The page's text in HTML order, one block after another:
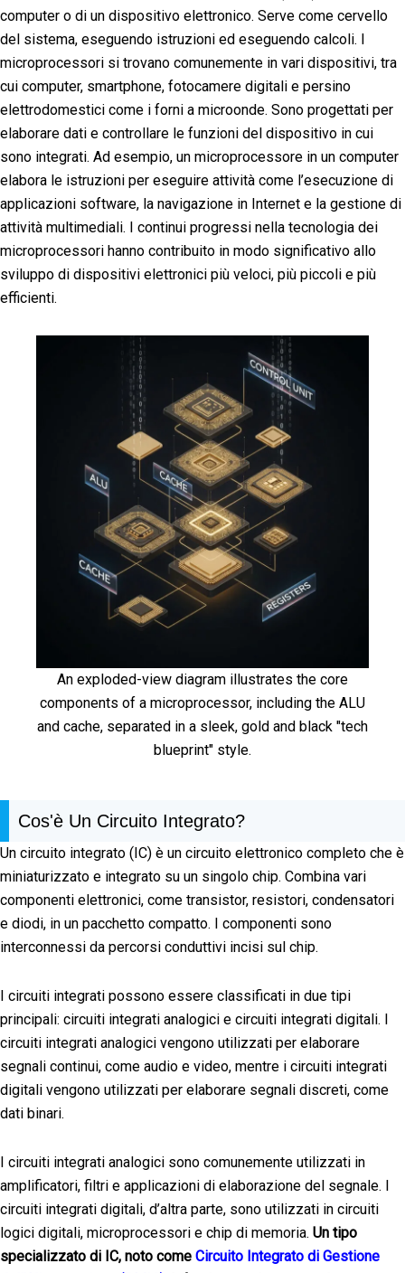
computer o di un dispositivo elettronico. Serve come cervello
del sistema, eseguendo istruzioni ed eseguendo calcoli. I
microprocessori si trovano comunemente in vari dispositivi, tra
cui computer, smartphone, fotocamere digitali e persino
elettrodomestici come i forni a microonde. Sono progettati per
elaborare dati e controllare le funzioni del dispositivo in cui
sono integrati. Ad esempio, un microprocessore in un computer
elabora le istruzioni per eseguire attività come l’esecuzione di
applicazioni software, la navigazione in Internet e la gestione di
attività multimediali. I continui progressi nella tecnologia dei
microprocessori hanno contribuito in modo significativo allo
sviluppo di dispositivi elettronici più veloci, più piccoli e più
efficienti.
An exploded-view diagram illustrates the core
components of a microprocessor, including the ALU
and cache, separated in a sleek, gold and black "tech
blueprint" style.
Cos'è Un Circuito Integrato?
Un circuito integrato (IC) è un circuito elettronico completo che è
miniaturizzato e integrato su un singolo chip. Combina vari
componenti elettronici, come transistor, resistori, condensatori
e diodi, in un pacchetto compatto. I componenti sono
interconnessi da percorsi conduttivi incisi sul chip.
I circuiti integrati possono essere classificati in due tipi
principali: circuiti integrati analogici e circuiti integrati digitali. I
circuiti integrati analogici vengono utilizzati per elaborare
segnali continui, come audio e video, mentre i circuiti integrati
digitali vengono utilizzati per elaborare segnali discreti, come
dati binari.
I circuiti integrati analogici sono comunemente utilizzati in
amplificatori, filtri e applicazioni di elaborazione del segnale. I
circuiti integrati digitali, d’altra parte, sono utilizzati in circuiti
logici digitali, microprocessori e chip di memoria. Un tipo
specializzato di IC, noto come Circuito Integrato di Gestione